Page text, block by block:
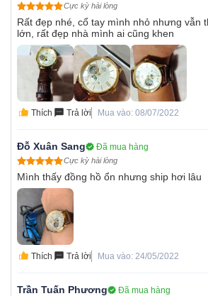
Cực kỳ hài lòng
Rất đẹp nhé, cổ tay mình nhỏ nhưng vẫn
lớn, rất đẹp nhà mình ai cũng khen
Thích Trả lời Mua vào: 08/07/2022
Đỗ Xuân Sang Đã mua hàng
Cực kỳ hài lòng
Mình thấy đồng hồ ổn nhưng ship hơi lâu
Thích Trả lời Mua vào: 24/05/2022
Trần Tuấn Phương Đã mua hàng